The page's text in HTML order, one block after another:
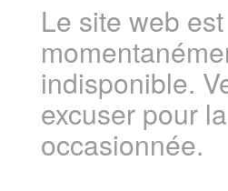
Le site web est
indisponible.
excuser pour
occasionnée.